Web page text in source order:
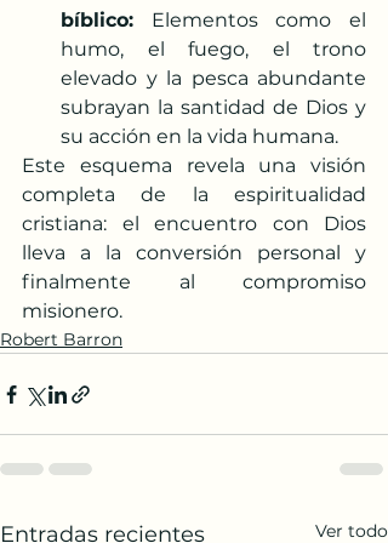
bíblico: Elementos como el
humo, el fuego, el trono
elevado y la pesca abundante
subrayan la santidad de Dios y
su acción en la vida humana.
Este esquema revela una visión
completa de la espiritualidad
cristiana: el encuentro con Dios
lleva a la conversión personal y
finalmente al compromiso
misionero.
Robert Barron
Entradas recientes Ver todo